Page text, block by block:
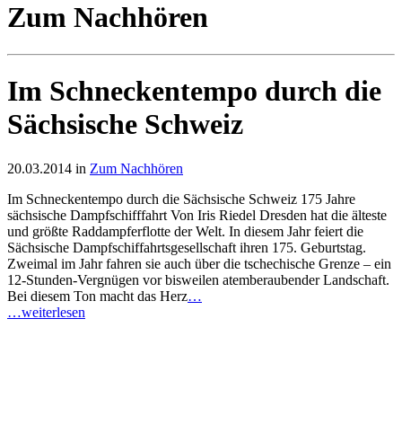
Zum Nachhören
Im Schneckentempo durch die
Sächsische Schweiz
20.03.2014 in Zum Nachhören
Im Schneckentempo durch die Sächsische Schweiz 175 Jahre
sächsische Dampfschifffahrt Von Iris Riedel Dresden hat die älteste
und größte Raddampferflotte der Welt. In diesem Jahr feiert die
Sächsische Dampfschiffahrtsgesellschaft ihren 175. Geburtstag.
Zweimal im Jahr fahren sie auch über die tschechische Grenze – ein
12-Stunden-Vergnügen vor bisweilen atemberaubender Landschaft.
Bei diesem Ton macht das Herz…
…weiterlesen